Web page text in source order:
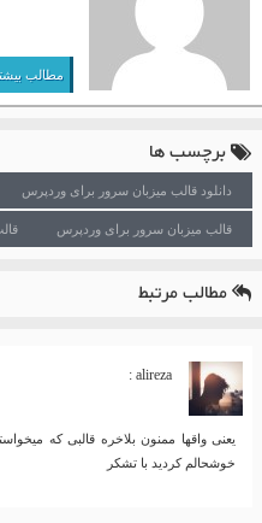
مطالب
برچسب ها
دانلود قالب میزبان سرور برای وردپرس
قالب میزبان سرور برای وردپرس
مطالب مرتبط
alireza :
یعنی واقها ممنون بلاخره قالبی که
خوشحالم کردید با تشکر